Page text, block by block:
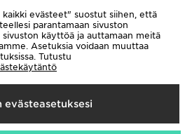
kaikki evästeet" suostut siihen, että
parantamaan sivuston
sivuston käyttöä ja auttamaan meitä
Asetuksia voidaan muuttaa
Tutustu
evästeasetuksesi